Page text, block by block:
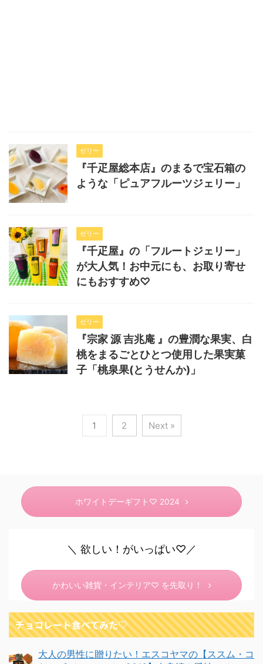
ゼリー
『千疋屋総本店』のまるで宝石箱の
ような「ピュアフルーツジェリー」
ゼリー
『千疋屋』の「フルートジェリー」
が大人気！お中元にも、お取り寄せ
にもおすすめ♡
ゼリー
『宗家 源 吉兆庵 』の豊潤な果実、白
桃をまるごとひとつ使用した果実菓
子「桃泉果(とうせんか)」
1 2 Next »
ホワイトデーギフト♡ 2024
＼ 欲しい！がいっぱい♡／
かわいい雑貨・インテリア♡ を先取り！
チョコレート食べてみた♡
大人の男性に贈りたい！エスコヤマの【ススム・コ